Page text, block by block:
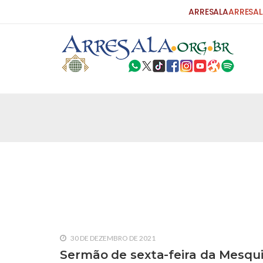
ARRESALA
ter entrado numa guerra cultural e religiosa de
30 DE DEZEMBRO DE 2021
Sermão de sexta-feira da